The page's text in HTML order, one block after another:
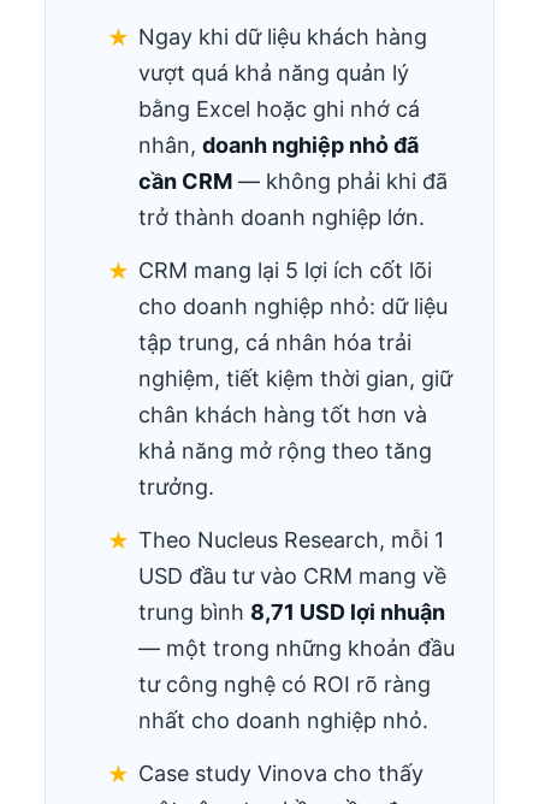
Ngay khi dữ liệu khách hàng
vượt quá khả năng quản lý
bằng Excel hoặc ghi nhớ cá
nhân,doanh nghiệp nhỏ đã
cần CRM — không phải khi đã
trở thành doanh nghiệp lớn.
CRM mang lại 5 lợi ích cốt lõi
cho doanh nghiệp nhỏ: dữ liệu
tập trung, cá nhân hóa trải
nghiệm, tiết kiệm thời gian, giữ
chân khách hàng tốt hơn và
khả năng mở rộng theo tăng
trưởng.
Theo Nucleus Research, mỗi 1
USD đầu tư vào CRM mang về
trung bình 8,71 USD lợi nhuận
— một trong những khoản đầu
tư công nghệ có ROI rõ ràng
nhất cho doanh nghiệp nhỏ.
Case study Vinova cho thấy